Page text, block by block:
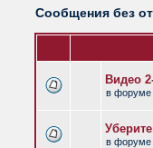
Сообщения без
Видео
в форуме
в форуме